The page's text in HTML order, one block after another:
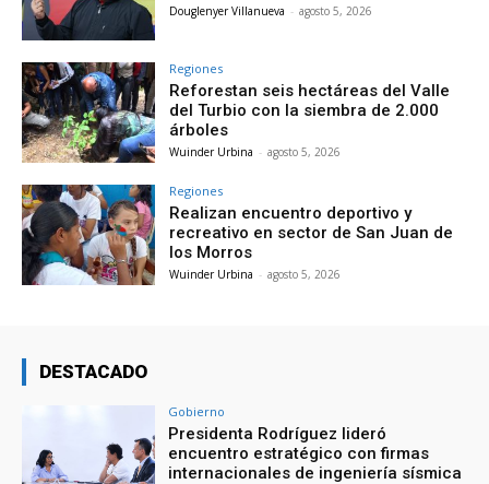
Douglenyer Villanueva - agosto 5, 2026
Regiones
Reforestan seis hectáreas del Valle
del Turbio con la siembra de 2.000
árboles
Wuinder Urbina - agosto 5, 2026
Regiones
Realizan encuentro deportivo y
recreativo en sector de San Juan de
los Morros
Wuinder Urbina - agosto 5, 2026
DESTACADO
Gobierno
Presidenta Rodríguez lideró
encuentro estratégico con firmas
internacionales de ingeniería sísmica